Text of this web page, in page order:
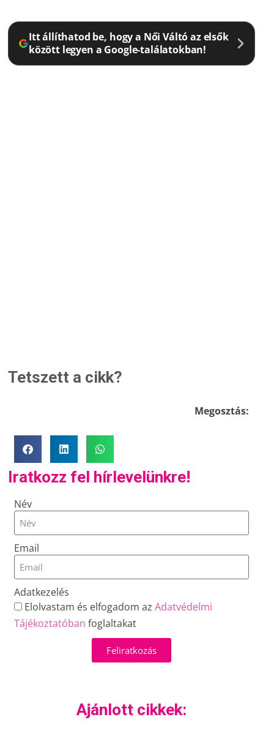
Itt állíthatod be, hogy a Női Váltó az elsők
között legyen a Google-találatokban!
Tetszett a cikk?
Megosztás:
Iratkozz fel hírlevelünkre!
Név
Email
Adatkezelés
Elolvastam és elfogadom azAdatvédelmi
Tájékoztatóban foglaltakat
Feliratkozás
Ajánlott cikkek: